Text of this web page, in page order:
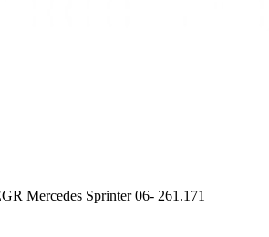
Mercedes Sprinter 06- 261.171